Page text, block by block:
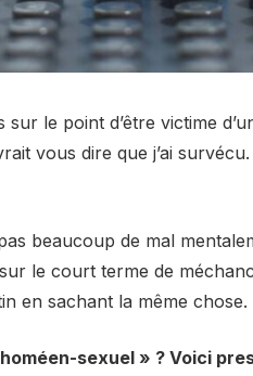
sur le point d’être victime
vous dire que j’ai
beaucoup de mal
le court terme de
en sachant la même chose.
sexuel » ? Voici